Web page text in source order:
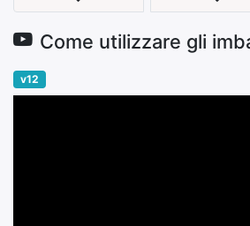
v12